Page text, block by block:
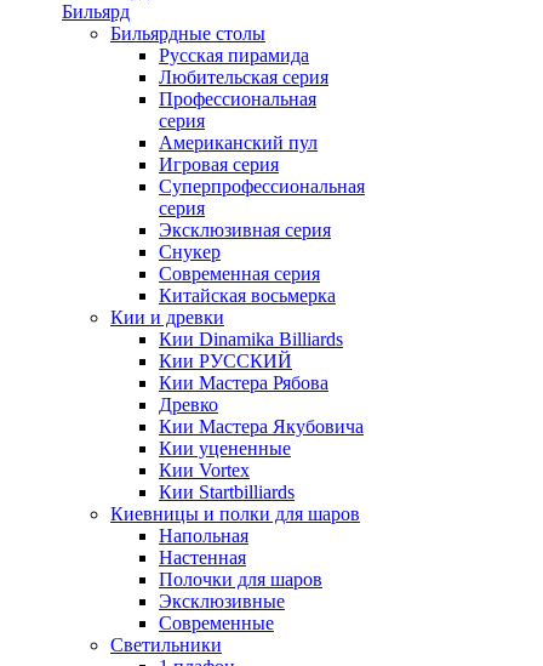
Бильярд
Бильярдные столы
Русская пирамида
Любительская серия
Профессиональная
серия
Американский пул
Игровая серия
Суперпрофессиональная
серия
Эксклюзивная серия
Снукер
Современная серия
Китайская восьмерка
Кии и древки
Кии Dinamika Billiards
Кии РУССКИЙ
Кии Мастера Рябова
Древко
Кии Мастера Якубовича
Кии уцененные
Кии Vortex
Кии Startbilliards
Киевницы и полки для шаров
Напольная
Настенная
Полочки для шаров
Эксклюзивные
Современные
Светильники